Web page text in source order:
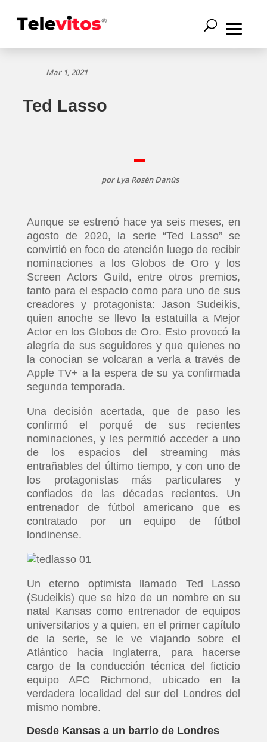
Mar 1, 2021
Ted Lasso
porLya Rosén Danús
Aunque se estrenó hace ya seis meses, en
agosto de 2020, la serie “Ted Lasso” se
convirtió en foco de atención luego de recibir
nominaciones a los Globos de Oro y los
Screen Actors Guild, entre otros premios,
tanto para el espacio como para uno de sus
creadores y protagonista: Jason Sudeikis,
quien anoche se llevo la estatuilla a Mejor
Actor en los Globos de Oro. Esto provocó la
alegría de sus seguidores y que quienes no
la conocían se volcaran a verla a través de
Apple TV+ a la espera de su ya confirmada
segunda temporada.
Una decisión acertada, que de paso les
confirmó el porqué de sus recientes
nominaciones, y les permitió acceder a uno
de los espacios del streaming más
entrañables del último tiempo, y con uno de
los protagonistas más particulares y
confiados de las décadas recientes. Un
entrenador de fútbol americano que es
contratado por un equipo de fútbol
londinense.
Un eterno optimista llamado Ted Lasso
(Sudeikis) que se hizo de un nombre en su
natal Kansas como entrenador de equipos
universitarios y a quien, en el primer capítulo
de la serie, se le ve viajando sobre el
Atlántico hacia Inglaterra, para hacerse
cargo de la conducción técnica del ficticio
equipo AFC Richmond, ubicado en la
verdadera localidad del sur del Londres del
mismo nombre.
Desde Kansas a un barrio de Londres